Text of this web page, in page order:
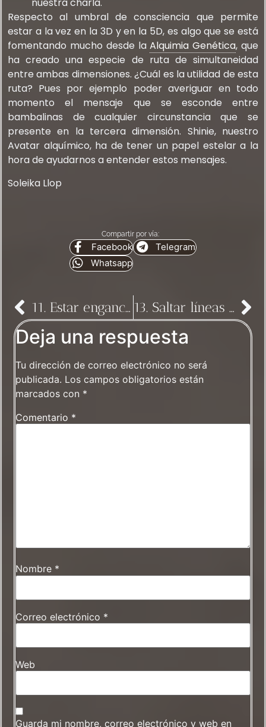
nuestra charla.
Respecto al umbral de consciencia que permite
estar a la vez en la 3D y en la 5D, es algo que se está
fomentando mucho desde laAlquimia Genética, que
ha creado una especie de ruta de simultaneidad
entre ambas dimensiones. ¿Cuál es la utilidad de esta
ruta? Pues por ejemplo poder averiguar en todo
momento el mensaje que se esconde entre
bambalinas de cualquier circunstancia que se
presente en la tercera dimensión. Shinie, nuestro
Avatar alquímico, ha de tener un papel estelar a la
hora de ayudarnos a entender estos mensajes.
Soleika Llop
Compartir por vía:
Facebook
Telegram
Whatsapp
11. Estar enganchado a la farola 13. Saltar líneas temporales
Deja una respuesta
Tu dirección de correo electrónico no será
publicada. Los campos obligatorios están
marcados con *
Comentario *
Nombre *
Correo electrónico *
Web
Guarda mi nombre, correo electrónico y web en